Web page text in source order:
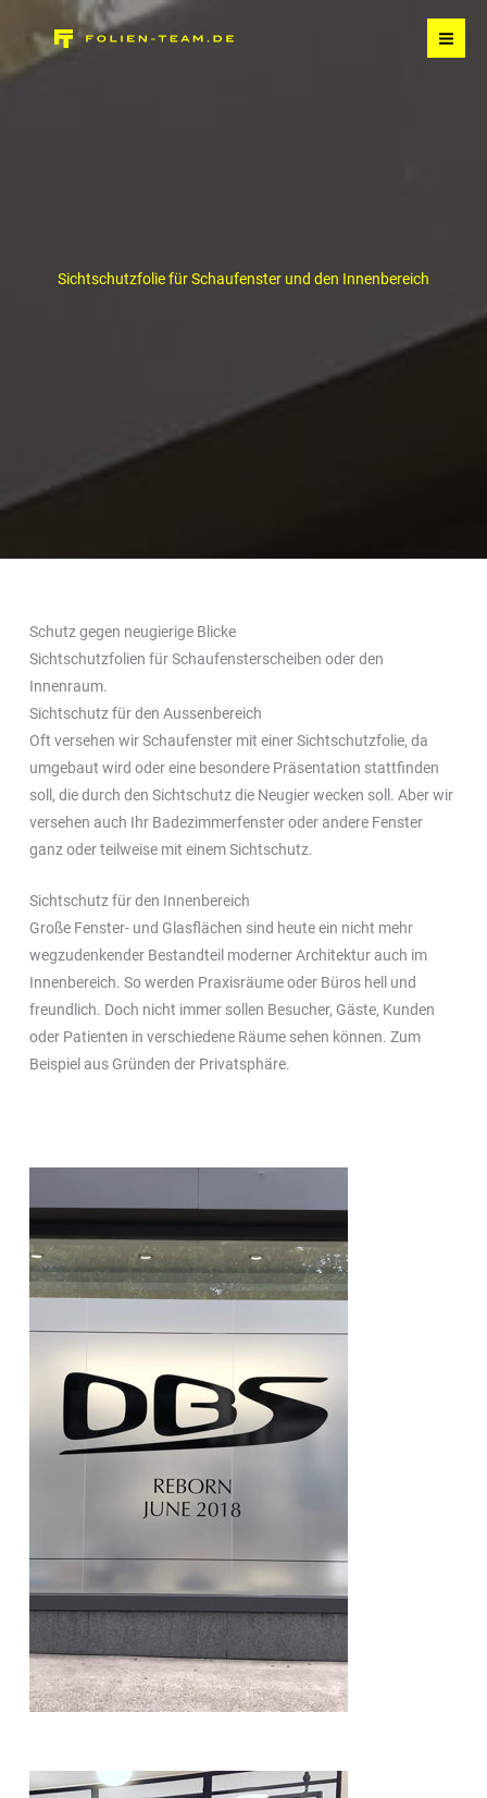
Inhalt
springen
Sichtschutzfolie für Schaufenster und den Innenbereich
Schutz gegen neugierige Blicke
Sichtschutzfolien für Schaufensterscheiben oder den
Innenraum.
Sichtschutz für den Aussenbereich
Oft versehen wir Schaufenster mit einer Sichtschutzfolie, da
umgebaut wird oder eine besondere Präsentation stattfinden
soll, die durch den Sichtschutz die Neugier wecken soll. Aber wir
versehen auch Ihr Badezimmerfenster oder andere Fenster
ganz oder teilweise mit einem Sichtschutz.
Sichtschutz für den Innenbereich
Große Fenster- und Glasflächen sind heute ein nicht mehr
wegzudenkender Bestandteil moderner Architektur auch im
Innenbereich. So werden Praxisräume oder Büros hell und
freundlich. Doch nicht immer sollen Besucher, Gäste, Kunden
oder Patienten in verschiedene Räume sehen können. Zum
Beispiel aus Gründen der Privatsphäre.